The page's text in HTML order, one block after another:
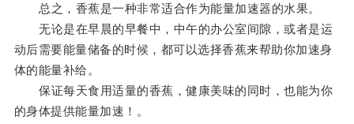
总之，香蕉是一种非常适合作为能量加速器的水果。
无论是在早晨的早餐中，中午的办公室间隙，或者是运
动后需要能量储备的时候，都可以选择香蕉来帮助你加速身
体的能量补给。
保证每天食用适量的香蕉，健康美味的同时，也能为你
的身体提供能量加速！。